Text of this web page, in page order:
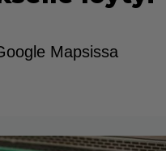
Mapsissa